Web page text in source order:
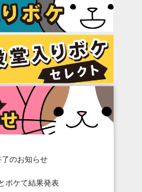
のお知らせ
ボケて結果発表